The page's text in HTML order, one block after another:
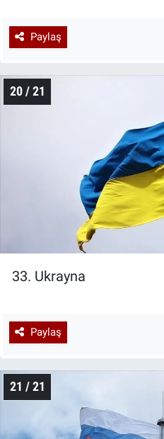
Paylaş
20 / 21
33. Ukrayna
Paylaş
21 / 21